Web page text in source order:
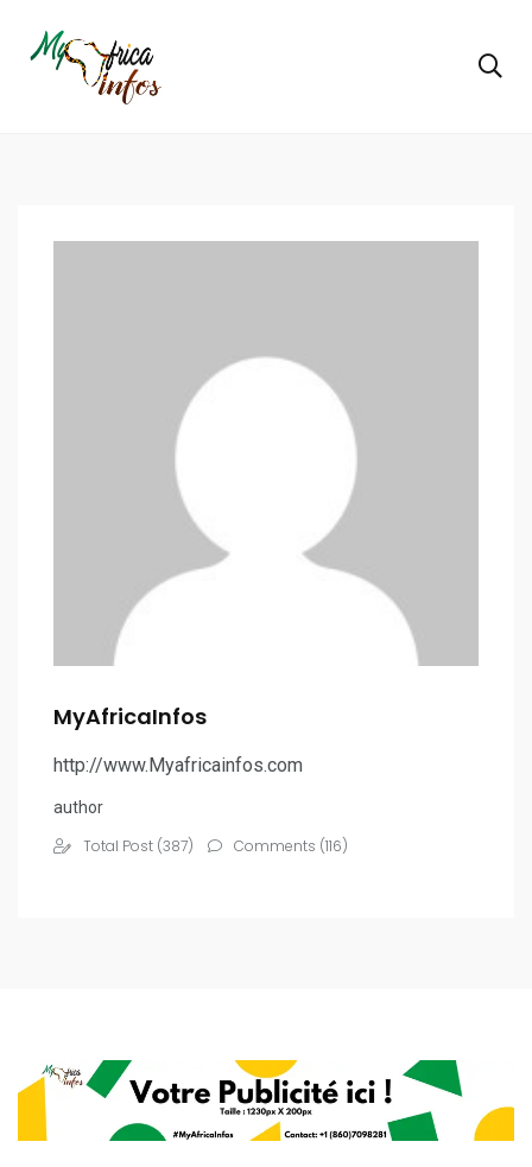
MyAfricaInfos
http://www.Myafricainfos.com
author
Total Post (387) Comments (116)